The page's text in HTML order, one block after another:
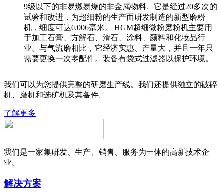
9级以下的非易燃易爆的非金属物料。它是经过20多次的
试验和改进，为超细粉的生产而研发制造的新型磨粉
机，细度可达0.006毫米。 HGM超细微粉磨粉机主要用
于加工石膏、方解石、滑石、涂料、颜料和化妆品行
业。与气流磨相比，它经济实惠、产量大，并且一年只
需要更换一次零配件。装备有袋式过滤器以保护环境。
我们可以为您提供完整的研磨生产线。我们还提供独立的破碎
机、磨机和选矿机及其备件。
了解更多
我们是一家集研发、生产、销售、服务为一体的高新技术企
业。
解决方案